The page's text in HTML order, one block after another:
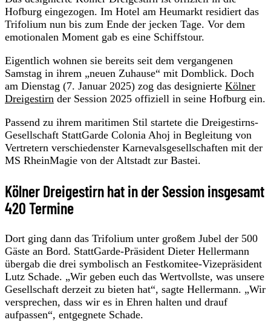
Hofburg eingezogen. Im Hotel am Heumarkt residiert das
Trifolium nun bis zum Ende der jecken Tage. Vor dem
emotionalen Moment gab es eine Schiffstour.
Eigentlich wohnen sie bereits seit dem vergangenen
Samstag in ihrem „neuen Zuhause“ mit Domblick. Doch
am Dienstag (7. Januar 2025) zog das designierte Kölner
Dreigestirn der Session 2025 offiziell in seine Hofburg ein.
Passend zu ihrem maritimen Stil startete die Dreigestirns-
Gesellschaft StattGarde Colonia Ahoj in Begleitung von
Vertretern verschiedenster Karnevalsgesellschaften mit der
MS RheinMagie von der Altstadt zur Bastei.
Kölner Dreigestirn hat in der Session insgesamt
420 Termine
Dort ging dann das Trifolium unter großem Jubel der 500
Gäste an Bord. StattGarde-Präsident Dieter Hellermann
übergab die drei symbolisch an Festkomitee-Vizepräsident
Lutz Schade. „Wir geben euch das Wertvollste, was unsere
Gesellschaft derzeit zu bieten hat“, sagte Hellermann. „Wir
versprechen, dass wir es in Ehren halten und drauf
aufpassen“, entgegnete Schade.